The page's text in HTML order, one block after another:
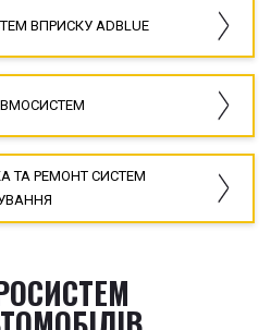
ВПРИСКУ ADBLUE
ТА РЕМОНТ СИСТЕМ